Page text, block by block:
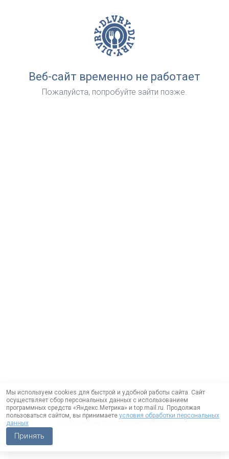
Веб-сайт временно не работает
Пожалуйста, попробуйте зайти позже.
Мы используем cookies для быстрой и удобной работы сайта. Сайт
осуществляет сбор персональных данных с использованием
программных средств «Яндекс.Метрика» и top.mail.ru. Продолжая
пользоваться сайтом, вы принимаете условия обработки персональных
данных
Принять